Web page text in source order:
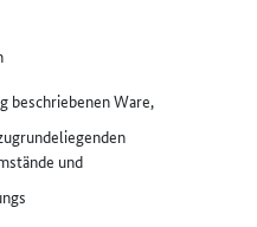
beschriebenen Ware,
und